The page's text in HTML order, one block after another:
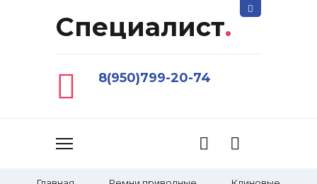
Специалист.
8(950)799-20-74